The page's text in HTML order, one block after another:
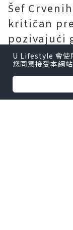
Šef
kritičan
pozivajući
javne
da govori
Nakon što
U Lifestyle 會使
您同意接受本網